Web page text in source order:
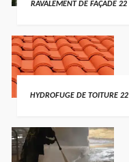
RAVALEMENT DE FAÇADE 22
HYDROFUGE DE TOITURE 22